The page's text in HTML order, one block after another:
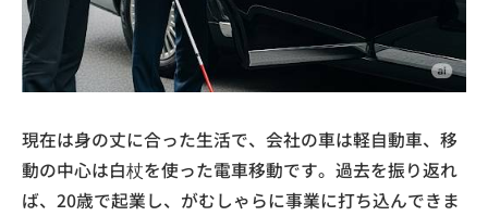
現在は身の丈に合った生活で、会社の車は軽自動車、移
動の中心は白杖を使った電車移動です。過去を振り返れ
ば、20歳で起業し、がむしゃらに事業に打ち込んできま